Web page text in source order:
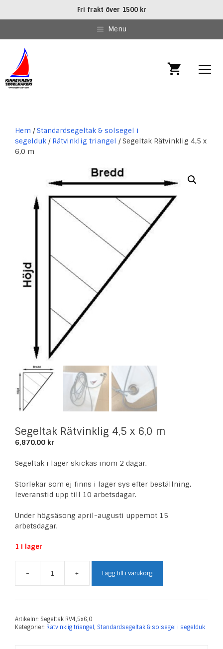
Fri frakt över 1500 kr
Menu
Hem /Standardsegeltak & solsegel i
segelduk / Rätvinklig triangel / Segeltak Rätvinklig 4,5 x
6,0 m
Segeltak Rätvinklig 4,5 x 6,0 m
6,870.00 kr
Segeltak i lager skickas inom 2 dagar.
Storlekar som ej finns i lager sys efter beställning,
leveranstid upp till 10 arbetsdagar.
Under högsäsong april-augusti uppemot 15
arbetsdagar.
1 i lager
-
Segeltak
Rätvinklig
4,5
6,0
m
+ Lägg till i varukorg
Artikelnr: Segeltak RV4,5x6,0
Kategorier: Rätvinklig triangel , Standardsegeltak & solsegel i segelduk